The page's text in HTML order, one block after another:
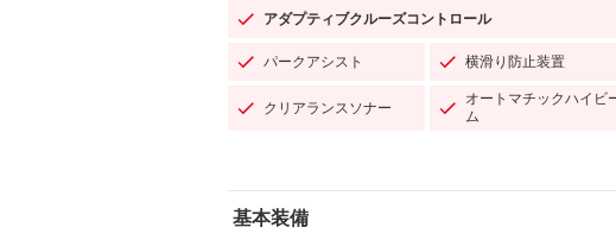
アダプティブクルーズコントロール
パークアシスト 横滑り防止装置
クリアランスソナー
オートマチックハイビ
ム
基本装備